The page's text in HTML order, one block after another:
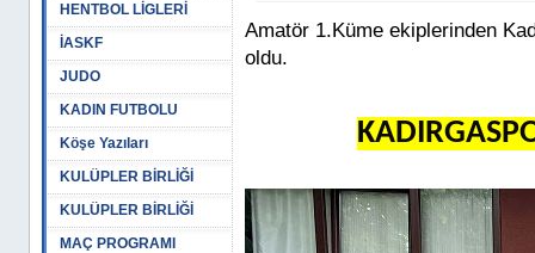
HENTBOL LİGLERİ
İASKF
JUDO
KADIN FUTBOLU
Köşe Yazıları
KULÜPLER BİRLİĞİ
KULÜPLER BİRLİĞİ
MAÇ PROGRAMI
Amatör 1.Küme ekiplerinden
oldu.